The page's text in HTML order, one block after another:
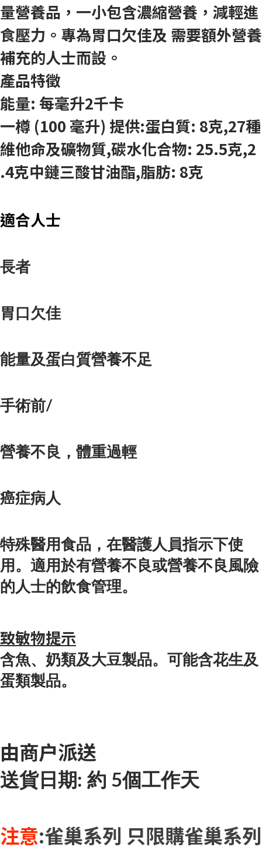
量營養品，一小包含濃縮營養，減輕進
食壓力。專為胃口欠佳及 需要額外營養
補充的人士而設。
產品特徵
能量: 每毫升2千卡
一樽 (100 毫升) 提供:蛋白質: 8克,27種
維他命及礦物質,碳水化合物: 25.5克,2
.4克中鏈三酸甘油酯,脂肪: 8克
適合人士
長者
胃口欠佳
能量及蛋白質營養不足
手術前/
營養不良，體重過輕
癌症病人
特殊醫用食品，在醫護人員指示下使
用。適用於有營養不良或營養不良風險
的人士的飲食管理。
致敏物提示
含魚、奶類及大豆製品。可能含花生及
蛋類製品。
由商户派送
送貨日期: 約 5個工作天
注意:雀巢系列 只限購雀巢系列